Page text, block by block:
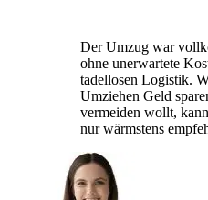
Der Umzug war
ohne unerwartete
tadellosen Logistik.
Umziehen Geld
vermeiden wollt,
nur wärmstens